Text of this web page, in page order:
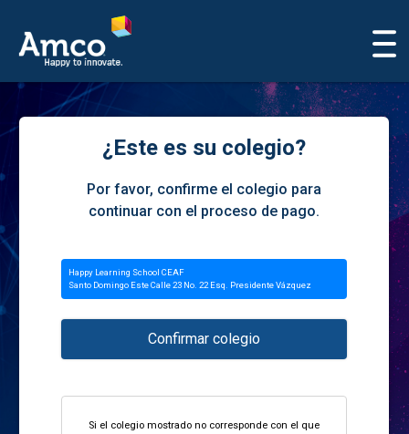
¿Este es su colegio?
Por favor, confirme el colegio para
continuar con el proceso de pago.
Happy Learning School CEAF
Santo Domingo Este Calle 23 No. 22 Esq. Presidente Vázquez
Confirmar colegio
Si el colegio mostrado no corresponde con el que